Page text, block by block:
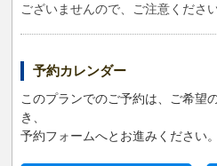
ございませんので、ご注意くださ
予約カレンダー
このプランでのご予約は、ご希望
き、
予約フォームへとお進みください。